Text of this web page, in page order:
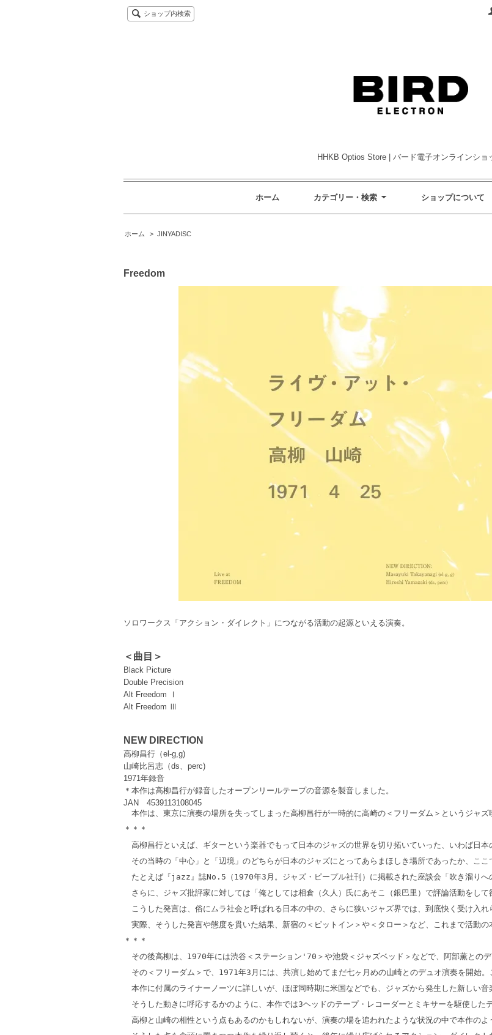
ショップ内検索
HHKB Optios Store | バード電子オンラインショ
ホーム カテゴリー・検索 ショップについて
ホーム > JINYADISC
Freedom
ソロワークス「アクション・ダイレクト」につながる活動の起源といえる演奏。
＜曲目＞
Black Picture
Double Precision
Alt Freedom Ⅰ
Alt Freedom Ⅲ
NEW DIRECTION
高柳昌行（el-g,g)
山崎比呂志（ds、perc)
1971年録音
＊本作は高柳昌行が録音したオープンリールテープの音源を製音しました。
JAN 4539113108045
本作は、東京に演奏の場所を失ってしまった高柳昌行が一時的に高崎の＜フリーダム＞というジャ
＊＊＊
高柳昌行といえば、ギターという楽器でもって日本のジャズの世界を切り拓いていった、いわば日
その当時の「中心」と「辺境」のどちらが日本のジャズにとってあらまほしき場所であったか、こ
たとえば『jazz』誌No.5（1970年3月。ジャズ・ピープル社刊）に掲載された座談会「吹き溜りへ
さらに、ジャズ批評家に対しては「俺としては相倉（久人）氏にあそこ（銀巴里）で評論活動をし
こうした発言は、俗にムラ社会と呼ばれる日本の中の、さらに狭いジャズ界では、到底快く受け入
実際、そうした発言や態度を貫いた結果、新宿の＜ピットイン＞や＜タロー＞など、これまで活動
＊＊＊
その後高柳は、1970年には渋谷＜ステーション'70＞や池袋＜ジャズベッド＞などで、阿部薫との
その＜フリーダム＞で、1971年3月には、共演し始めてまだ七ヶ月めの山崎とのデュオ演奏を開始
本作に付属のライナーノーツに詳しいが、ほぼ同時期に米国などでも、ジャズから発生した新しい
そうした動きに呼応するかのように、本作では3ヘッドのテープ・レコーダーとミキサーを駆使し
高柳と山崎の相性という点もあるのかもしれないが、演奏の場を追われたような状況の中で本作の